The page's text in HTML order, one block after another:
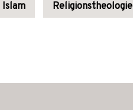
Islam Religionstheologie